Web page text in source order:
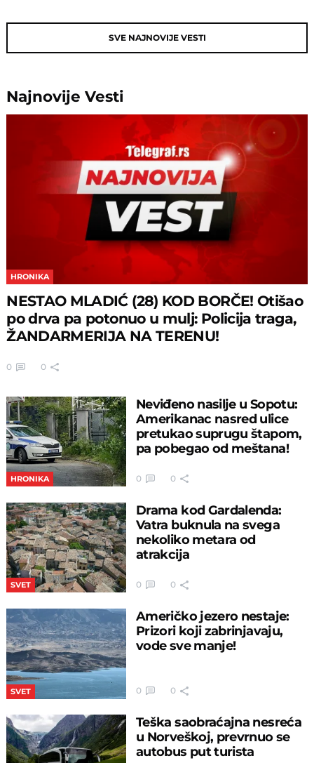
SVE NAJNOVIJE VESTI
NajnovijeVesti
HRONIKA
NESTAO MLADIĆ (28) KOD BORČE! Otišao
po drva pa potonuo u mulj: Policija traga,
ŽANDARMERIJA NA TERENU!
0 0
HRONIKA
Neviđeno nasilje u Sopotu:
Amerikanac nasred ulice
pretukao suprugu štapom,
pa pobegao od meštana!
0 0
SVET
Drama kod Gardalenda:
Vatra buknula na svega
nekoliko metara od
atrakcija
0 0
SVET
Američko jezero nestaje:
Prizori koji zabrinjavaju,
vode sve manje!
0 0
Teška saobraćajna nesreća
u Norveškoj, prevrnuo se
autobus put turista